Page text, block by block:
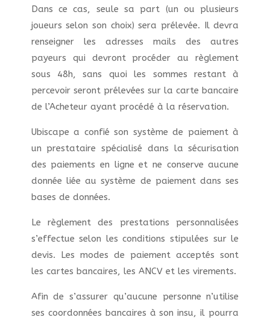
Dans ce cas, seule sa part (un ou plusieurs
joueurs selon son choix) sera prélevée. Il devra
renseigner les adresses mails des autres
payeurs qui devront procéder au règlement
sous 48h, sans quoi les sommes restant à
percevoir seront prélevées sur la carte bancaire
de l’Acheteur ayant procédé à la réservation.
Ubiscape a confié son système de paiement à
un prestataire spécialisé dans la sécurisation
des paiements en ligne et ne conserve aucune
donnée liée au système de paiement dans ses
bases de données.
Le règlement des prestations personnalisées
s’effectue selon les conditions stipulées sur le
devis. Les modes de paiement acceptés sont
les cartes bancaires, les ANCV et les virements.
Afin de s’assurer qu’aucune personne n’utilise
ses coordonnées bancaires à son insu, il pourra